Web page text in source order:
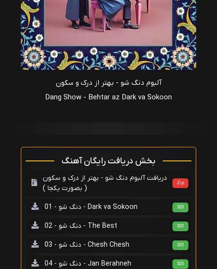
آلبوم دنگ شو - بهتر از درک و سکون
Dang Show - Behtar az Dark va Sokoon
بخش دریافت رایگان آهنگ
دریافت آلبوم دنگ شو - بهتر از درک و سکون
( بصورت یکجا )
Zip
دنگ شو - 01 - Dark va Sokoon 320
دنگ شو - 02 - The Best 320
دنگ شو - 03 - Chesh Chesh 320
دنگ شو - 04 - Jan Berahneh 320